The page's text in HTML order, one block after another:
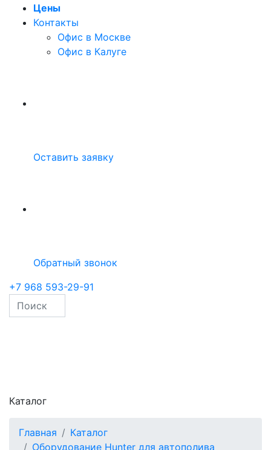
Цены
Контакты
Офис в Москве
Офис в Калуге
Оставить заявку
Обратный звонок
+7 968 593-29-91
Каталог
Главная
Каталог
Оборудование Hunter для автополива